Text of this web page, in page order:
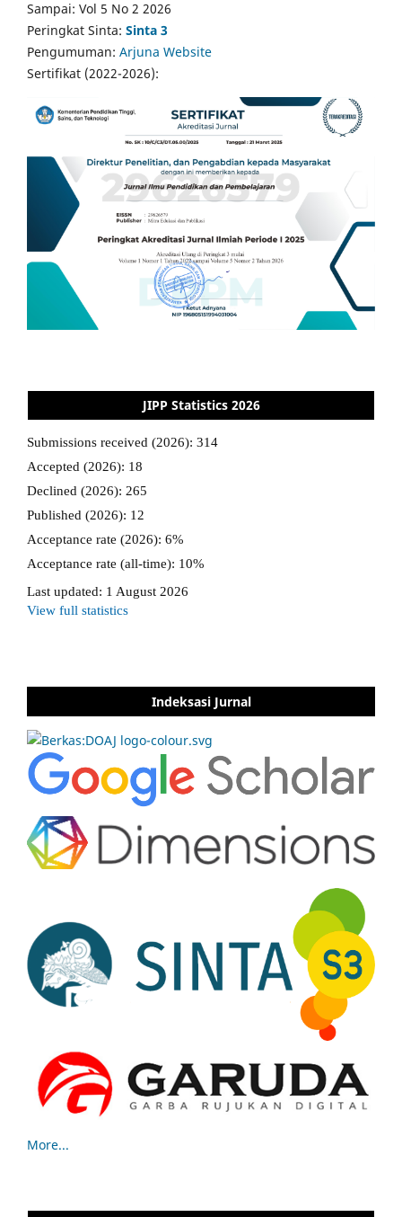
Sampai: Vol 5 No 2 2026
Peringkat Sinta: Sinta 3
Pengumuman: Arjuna Website
Sertifikat (2022-2026):
JIPP Statistics 2026
Indeksasi Jurnal
More...